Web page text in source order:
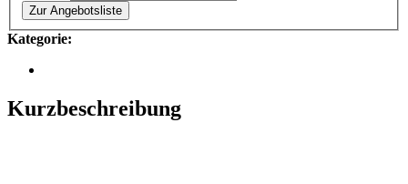
Zur Angebotsliste
Kategorie:
Kurzbeschreibung